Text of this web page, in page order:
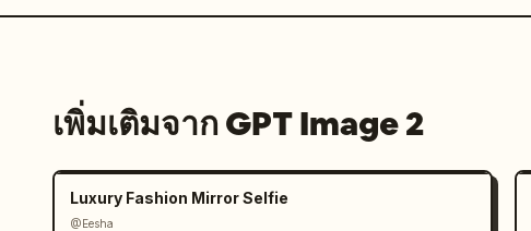
เพิ่มเติมจาก GPT Image 2
Luxury Fashion Mirror Selfie
@Eesha